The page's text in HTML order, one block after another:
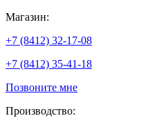
Магазин:
+7 (8412) 32-17-08
+7 (8412) 35-41-18
Позвоните мне
Производство: